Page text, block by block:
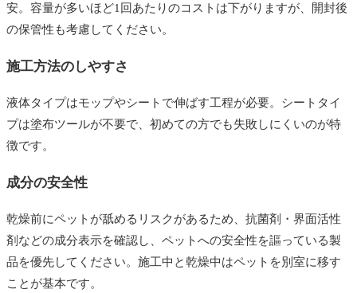
安。容量が多いほど1回あたりのコストは下がりますが、開封後
の保管性も考慮してください。
施工方法のしやすさ
液体タイプはモップやシートで伸ばす工程が必要。シートタイ
プは塗布ツールが不要で、初めての方でも失敗しにくいのが特
徴です。
成分の安全性
乾燥前にペットが舐めるリスクがあるため、抗菌剤・界面活性
剤などの成分表示を確認し、ペットへの安全性を謳っている製
品を優先してください。施工中と乾燥中はペットを別室に移す
ことが基本です。